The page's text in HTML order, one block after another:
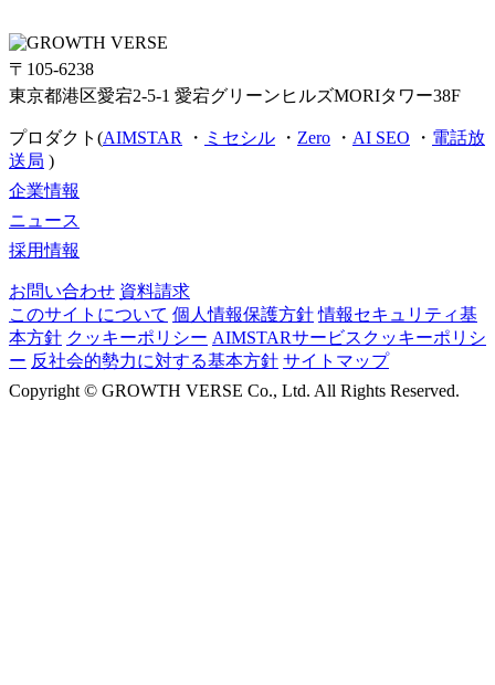
〒105-6238
東京都港区愛宕2-5-1 愛宕グリーンヒルズMORIタワー38F
プロダクト(AIMSTAR ・ ミセシル ・ Zero ・ AI SEO ・ 電話放
送局 )
企業情報
ニュース
採用情報
お問い合わせ 資料請求
このサイトについて 個人情報保護方針 情報セキュリティ基
本方針 クッキーポリシー AIMSTARサービスクッキーポリシ
ー 反社会的勢力に対する基本方針 サイトマップ
Copyright © GROWTH VERSE Co., Ltd. All Rights Reserved.